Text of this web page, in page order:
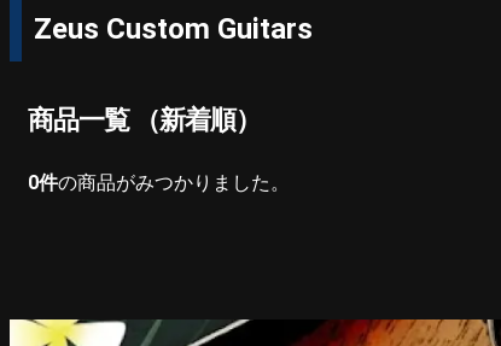
Zeus Custom Guitars
商品一覧 （新着順）
0件の商品がみつかりました。